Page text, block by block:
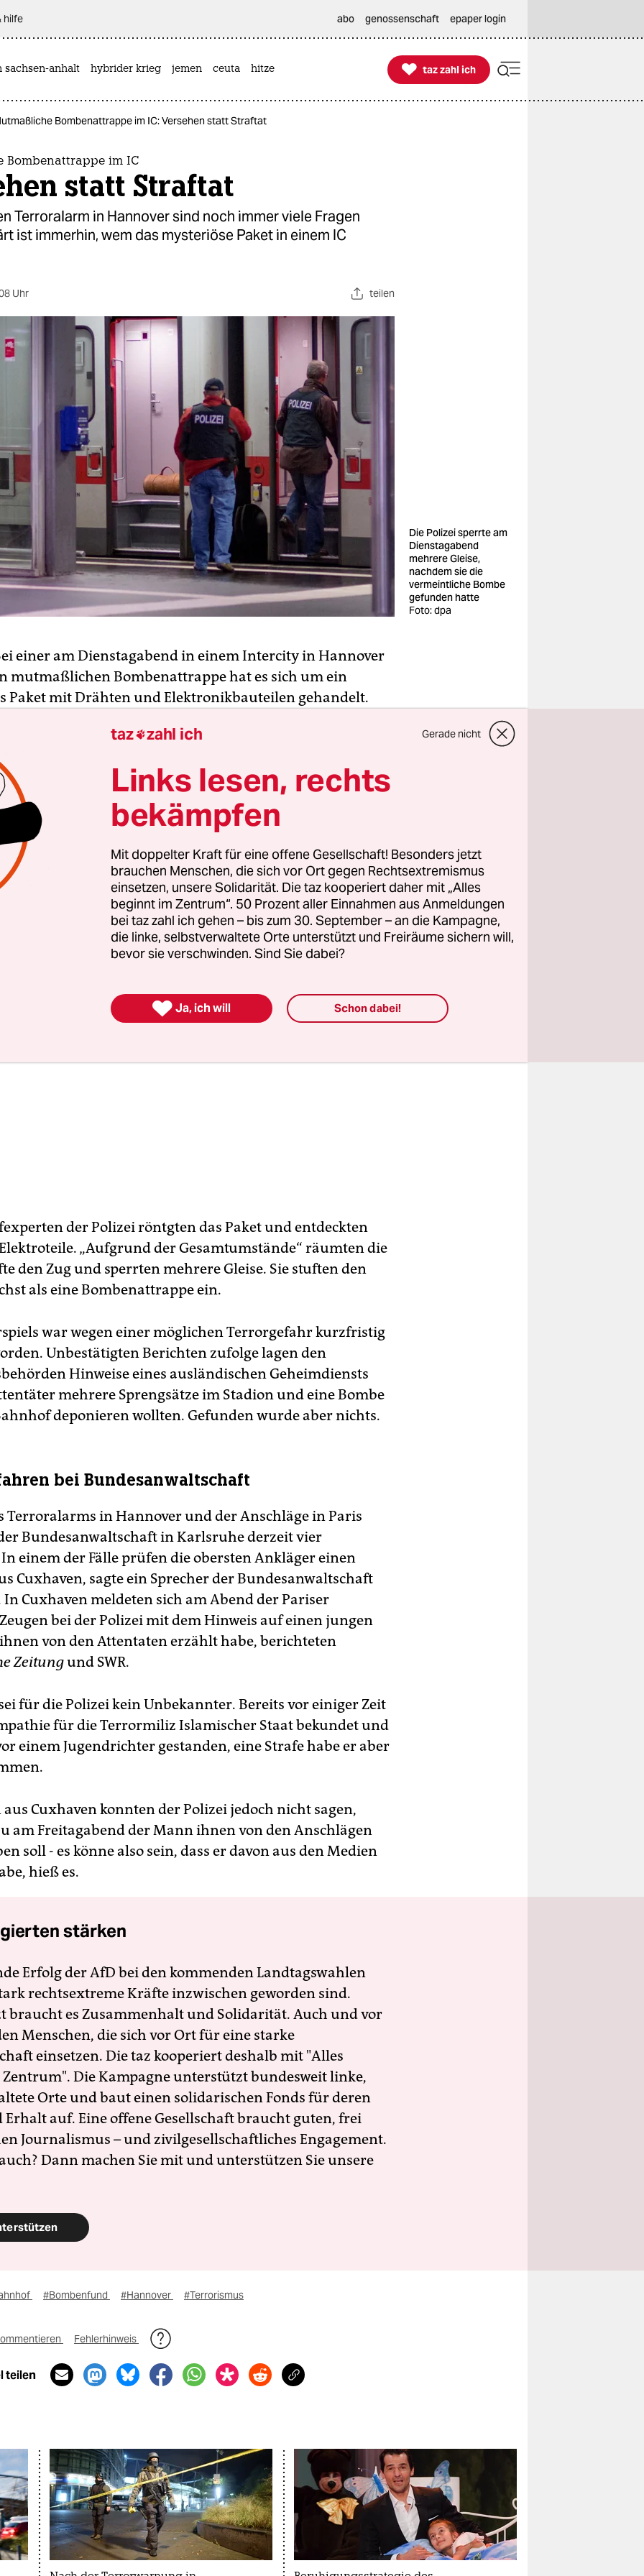
hilfe abo genossenschaft epaper login
sachsen-anhalt hybrider krieg jemen ceuta hitze 
taz zahl ich
taz zahl ich
Bombenattrappe im IC: Versehen statt Straftat
Bombenattrappe im IC
statt Straftat
Terroralarm in Hannover sind noch immer viele Fragen
ist immerhin, wem das mysteriöse Paket in einem IC
Uhr teilen
Die Polizei sperrte am
Dienstagabend
mehrere Gleise,
nachdem sie die
vermeintliche Bombe
gefunden hatte
Foto: dpa
einer am Dienstagabend in einem Intercity in Hannover
mutmaßlichen Bombenattrappe hat es sich um ein
Paket mit Drähten und Elektronikbauteilen gehandelt.
versichert, dass er das Päckchen versehentlich dort
habe, sagte ein Sprecher der Polizei in Hannover am
Sache sei damit „erledigt“. Bei dem Mann handelte es sich
einen Ingenieur, der in Hannover umgestiegen war.
sich während der hektischen Stunden nach Absage
Länderspiels zwischen Deutschland und den
aufgrund einer Terrorwarnung ereignet. Ein
hatte das Paket bei Ankunft des Zugs am Hauptbahnhof
und die Sicherheitskräfte alarmiert.
der Polizei röntgten das Paket und entdeckten
„Aufgrund der Gesamtumstände“ räumten die
den Zug und sperrten mehrere Gleise. Sie stuften den
als eine Bombenattrappe ein.
war wegen einer möglichen Terrorgefahr kurzfristig
Unbestätigten Berichten zufolge lagen den
Hinweise eines ausländischen Geheimdiensts
mehrere Sprengsätze im Stadion und eine Bombe
deponieren wollten. Gefunden wurde aber nichts.
bei Bundesanwaltschaft
Terroralarms in Hannover und der Anschläge in Paris
Bundesanwaltschaft in Karlsruhe derzeit vier
einem der Fälle prüfen die obersten Ankläger einen
Cuxhaven, sagte ein Sprecher der Bundesanwaltschaft
In Cuxhaven meldeten sich am Abend der Pariser
bei der Polizei mit dem Hinweis auf einen jungen
von den Attentaten erzählt habe, berichteten
Zeitungund SWR.
für die Polizei kein Unbekannter. Bereits vor einiger Zeit
für die Terrormiliz Islamischer Staat bekundet und
einem Jugendrichter gestanden, eine Strafe habe er aber
aus Cuxhaven konnten der Polizei jedoch nicht sagen,
am Freitagabend der Mann ihnen von den Anschlägen
soll - es könne also sein, dass er davon aus den Medien
hieß es.
stärken
Erfolg der AfD bei den kommenden Landtagswahlen
rechtsextreme Kräfte inzwischen geworden sind.
braucht es Zusammenhalt und Solidarität. Auch und vor
Menschen, die sich vor Ort für eine starke
einsetzen. Die taz kooperiert deshalb mit "Alles
Die Kampagne unterstützt bundesweit linke,
Orte und baut einen solidarischen Fonds für deren
Erhalt auf. Eine offene Gesellschaft braucht guten, frei
Journalismus – und zivilgesellschaftliches Engagement.
Dann machen Sie mit und unterstützen Sie unsere
#Bombenfund #Hannover #Terrorismus
Fehlerhinweis
teilen
taz zahl ich Gerade nicht
Links lesen, rechts
bekämpfen
Mit doppelter Kraft für eine offene Gesellschaft! Besonders jetzt
brauchen Menschen, die sich vor Ort gegen Rechtsextremismus
einsetzen, unsere Solidarität. Die taz kooperiert daher mit „Alles
beginnt im Zentrum“. 50 Prozent aller Einnahmen aus Anmeldungen
bei taz zahl ich gehen – bis zum 30. September – an die Kampagne,
die linke, selbstverwaltete Orte unterstützt und Freiräume sichern will,
bevor sie verschwinden. Sind Sie dabei?
 Ja, ich will Schon dabei!